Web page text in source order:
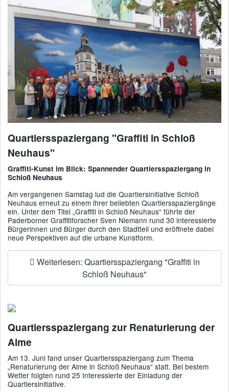
Quartiersspaziergang "Graffiti in Schloß
Neuhaus"
Graffiti-Kunst im Blick: Spannender Quartiersspaziergang in
Schloß Neuhaus
Am vergangenen Samstag lud die Quartiersinitiative Schloß
Neuhaus erneut zu einem ihrer beliebten Quartiersspaziergänge
ein. Unter dem Titel „Graffiti in Schloß Neuhaus“ führte der
Paderborner Graffitiforscher Sven Niemann rund 30 interessierte
Bürgerinnen und Bürger durch den Stadtteil und eröffnete dabei
neue Perspektiven auf die urbane Kunstform.
Weiterlesen: Quartiersspaziergang "Graffiti in
Schloß Neuhaus"
Quartiersspaziergang zur Renaturierung der
Alme
Am 13. Juni fand unser Quartiersspaziergang zum Thema
„Renaturierung der Alme in Schloß Neuhaus“ statt. Bei bestem
Wetter folgten rund 25 Interessierte der Einladung der
Quartiersinitiative.